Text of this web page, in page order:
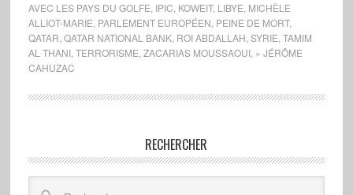
AVEC LES PAYS DU GOLFE IPIC KOWEIT, LIBYE MICHÈLE
ALLIOT-MARIE PARLEMENT EUROPÉEN PEINE DE MORT,
QATAR QATAR NATIONAL BANK, ROI ABDALLAH SYRIE TAMIM
AL THANI, TERRORISME ZACARIAS MOUSSAOUI, » JÉRÔME
CAHUZAC
RECHERCHER